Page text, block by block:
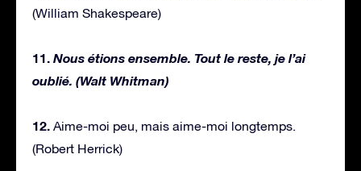
(William Shakespeare)
11. Nous étions ensemble. Tout le reste, je l’ai
oublié. (Walt Whitman)
12. Aime-moi peu, mais aime-moi longtemps.
(Robert Herrick)